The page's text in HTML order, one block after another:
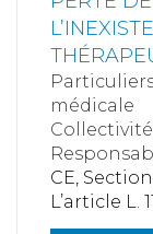
médicale
CE,
L’article L.